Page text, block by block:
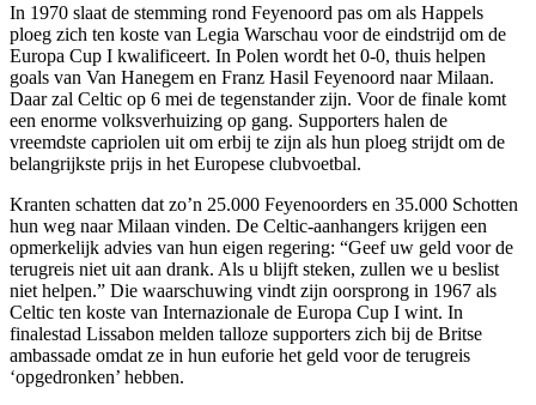
In 1970 slaat de stemming rond Feyenoord pas om als Happels
ploeg zich ten koste van Legia Warschau voor de eindstrijd om de
Europa Cup I kwalificeert. In Polen wordt het 0-0, thuis helpen
goals van Van Hanegem en Franz Hasil Feyenoord naar Milaan.
Daar zal Celtic op 6 mei de tegenstander zijn. Voor de finale komt
een enorme volksverhuizing op gang. Supporters halen de
vreemdste capriolen uit om erbij te zijn als hun ploeg strijdt om de
belangrijkste prijs in het Europese clubvoetbal.
Kranten schatten dat zo’n 25.000 Feyenoorders en 35.000 Schotten
hun weg naar Milaan vinden. De Celtic-aanhangers krijgen een
opmerkelijk advies van hun eigen regering: “Geef uw geld voor de
terugreis niet uit aan drank. Als u blijft steken, zullen we u beslist
niet helpen.” Die waarschuwing vindt zijn oorsprong in 1967 als
Celtic ten koste van Internazionale de Europa Cup I wint. In
finalestad Lissabon melden talloze supporters zich bij de Britse
ambassade omdat ze in hun euforie het geld voor de terugreis
‘opgedronken’ hebben.